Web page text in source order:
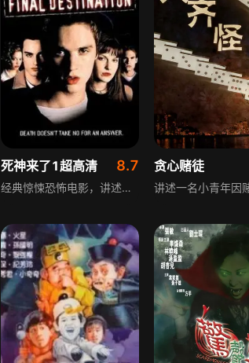
死神来了1超高清 8.7
经典惊悚恐怖电影，讲述高中学生艾利克斯-伯朗宁与法语课同学登机前往巴黎，即将起飞时，他强烈预感飞机起飞后会爆炸，惊恐之下大闹机舱，引发混乱，最终包括他在内的7名乘客被赶下飞机。被艾利克斯不幸言中，飞机空中爆炸，全员罹难。幸存的7人庆幸大难不死，却不知死神并未放过他们，后续将遭遇更恐怖的死亡方式，艾利克斯试图从死亡顺序中找秘密逃生。
贪心赌徒